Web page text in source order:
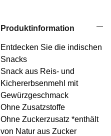
Produktinformation
Entdecken Sie die indischen
Snacks
Snack aus Reis- und
Kichererbsenmehl mit
Gewürzgeschmack
Ohne Zusatzstoffe
Ohne Zuckerzusatz *enthält
von Natur aus Zucker